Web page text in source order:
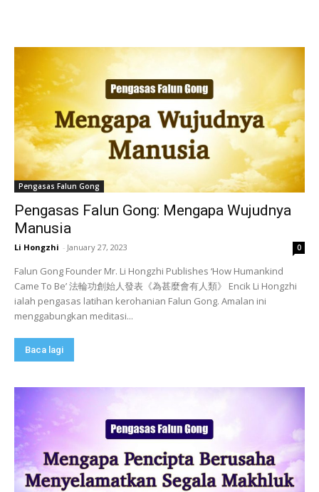
Pengasas Falun Gong
Pengasas Falun Gong: Mengapa Wujudnya
Manusia
Li Hongzhi - January 27, 2023 0
Falun Gong Founder Mr. Li Hongzhi Publishes ‘How Humankind
Came To Be’ 法輪功創始人發表《為甚麼會有人類》 Encik Li Hongzhi
ialah pengasas latihan kerohanian Falun Gong. Amalan ini
menggabungkan meditasi...
Baca lagi